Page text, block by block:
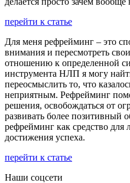
перейти к статье
Для меня рефрейминг – это
внимания и пересмотреть
отношению к определенной
инструмента НЛП я могу
переосмыслить то, что
неприятным. Рефрейминг
решения, освобождаться от
развивать более
рефрейминг как средство для
достижения успеха.
перейти к статье
Наши соцсети